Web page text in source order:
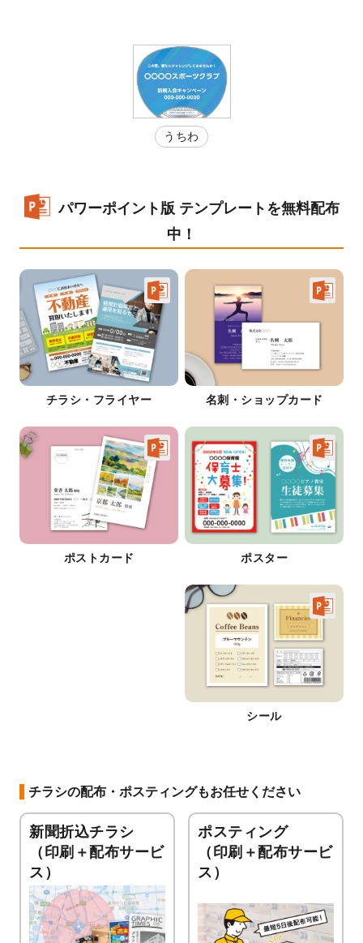
うちわ
パワーポイント版 テンプレートを無料配布
中！
チラシ・フライヤー 名刺・ショップカード
ポストカード ポスター
シール
チラシの配布・ポスティングもお任せください
新聞折込チラシ
（印刷＋配布サービ
ス）
ポスティング
（印刷＋配布サービ
ス）